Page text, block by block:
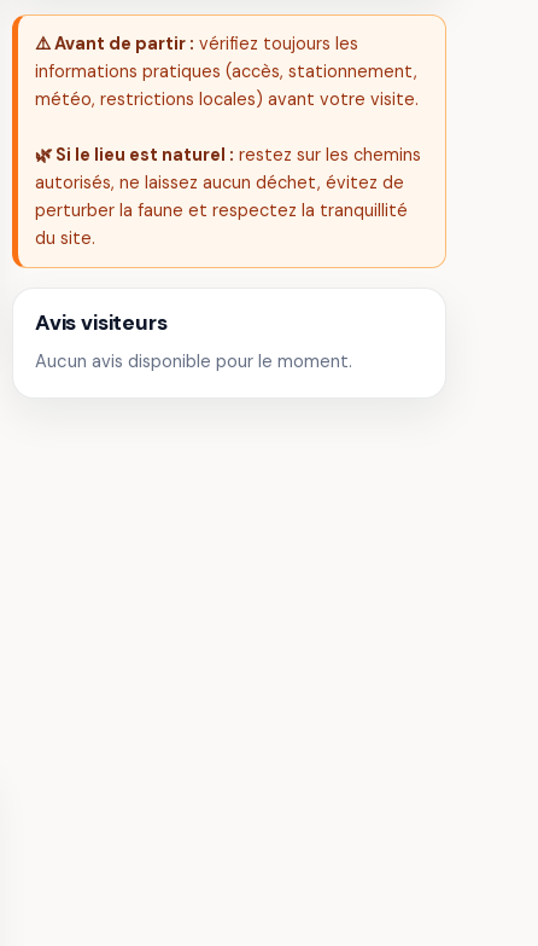
⚠️ Avant de partir : vérifiez toujours les
informations pratiques (accès, stationnement,
météo, restrictions locales) avant votre visite.
🌿 Si le lieu est naturel : restez sur les chemins
autorisés, ne laissez aucun déchet, évitez de
perturber la faune et respectez la tranquillité
du site.
Avis visiteurs
Aucun avis disponible pour le moment.